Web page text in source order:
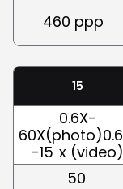
460 ppp
15
0.6X-
60X(photo)0.6
-15 x (video)
50